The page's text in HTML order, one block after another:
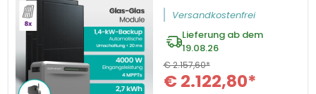
Versandkostenfrei
Lieferung ab dem
19.08.26
€ 2.122,80*
€ 2.157,60*